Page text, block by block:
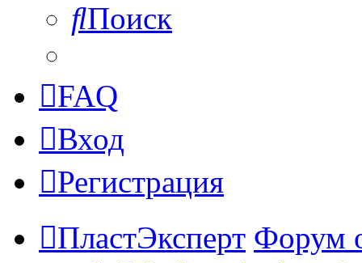
Поиск
FAQ
Вход
Регистрация
ПластЭксперт Форум